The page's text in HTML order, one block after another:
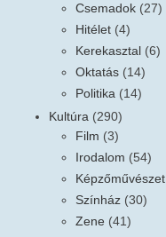
Csemadok (27)
Hitélet (4)
Kerekasztal (6)
Oktatás (14)
Politika (14)
Kultúra (290)
Film (3)
Irodalom (54)
Képzőművészet
Színház (30)
Zene (41)